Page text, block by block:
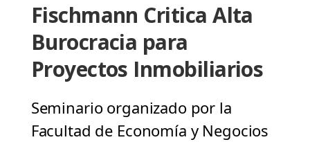
Fischmann Critica Alta
Burocracia para
Proyectos Inmobiliarios
Seminario organizado por la
Facultad de Economía y Negocios